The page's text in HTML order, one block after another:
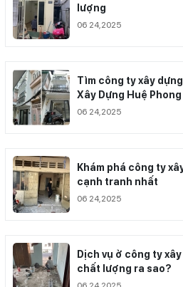
lượng
06 24,2025
Tìm công ty xây
Xây Dựng Huệ Phong
06 24,2025
Khám phá công ty
cạnh tranh nhất
06 24,2025
Dịch vụ ở công ty
chất lượng ra sao?